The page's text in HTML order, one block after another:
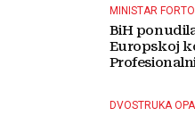
MINISTAR
BiH
Europskoj
DVOSTRUKA